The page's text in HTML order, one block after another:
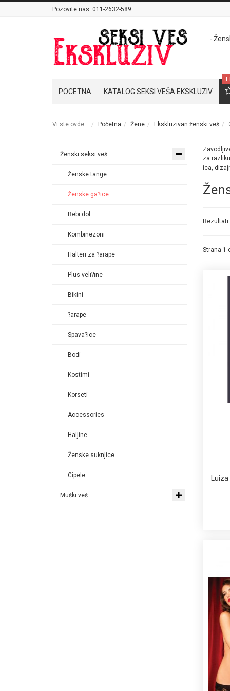
Pozovite nas: 011-2632-589
-
POCETNA KATALOG SEKSI VEŠA EKSKLUZIV
Vi ste ovde: Početna Žene Ekskluzivan ženski veš
za
ica,
Rezultati
Strana 1
Ženski seksi veš
Ženske tange
Ženske ga?ice
Bebi dol
Kombinezoni
Halteri za ?arape
Plus veli?ine
Bikini
?arape
Spava?ice
Bodi
Kostimi
Korseti
Accessories
Haljine
Ženske suknjice
Cipele
Muški veš